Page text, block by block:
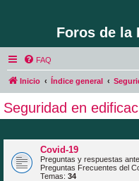
Foros de la
FAQ
Inicio Índice general
Seguridad en
Covid-19
Preguntas y respuestas
Preguntas Frecuentes del
Temas: 34